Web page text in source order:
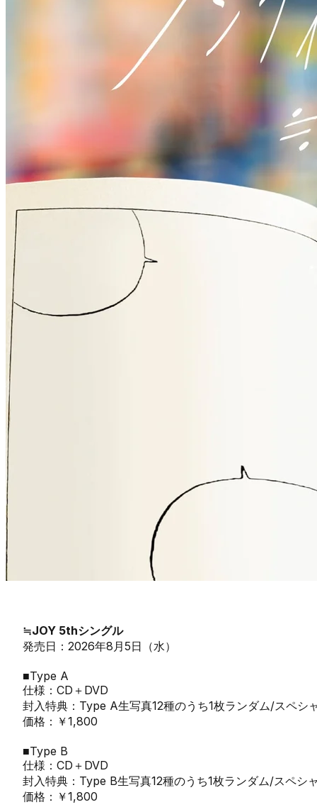
≒JOY 5thシングル
発売日：2026年8月5日（水）
■Type A
仕様：CD＋DVD
封入特典：Type A生写真12種のうち1枚ランダム/スペシ
価格：￥1,800
■Type B
仕様：CD＋DVD
封入特典：Type B生写真12種のうち1枚ランダム/スペシ
価格：￥1,800